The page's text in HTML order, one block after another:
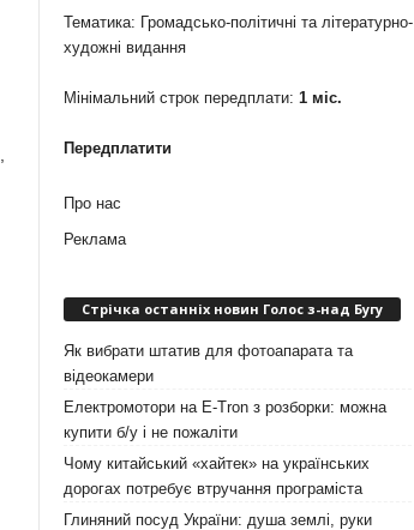
Тематика: Громадсько-політичні та літературно-
художні видання
Мінімальний строк передплати: 1 міс.
Передплатити
Про нас
Реклама
Стрічка останніх новин Голос з-над Бугу
Як вибрати штатив для фотоапарата та
відеокамери
Електромотори на E-Tron з розборки: можна
купити б/у і не пожаліти
Чому китайський «хайтек» на українських
дорогах потребує втручання програміста
Глиняний посуд України: душа землі, руки